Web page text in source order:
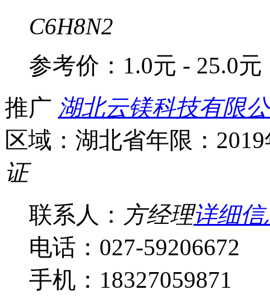
C6H8N2
参考价： 1.0元 - 25.0元
推广 湖北云镁科技有限
区域：湖北省年限：
证
联系人： 方经理详细信
电话：027-59206672
手机：18327059871